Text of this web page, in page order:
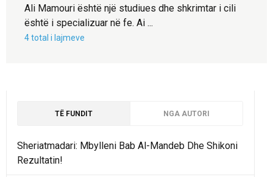
Ali Mamouri është një studiues dhe shkrimtar i cili
është i specializuar në fe. Ai ...
4 total i lajmeve
TË FUNDIT NGA AUTORI
Sheriatmadari: Mbylleni Bab Al-Mandeb Dhe Shikoni
Rezultatin!